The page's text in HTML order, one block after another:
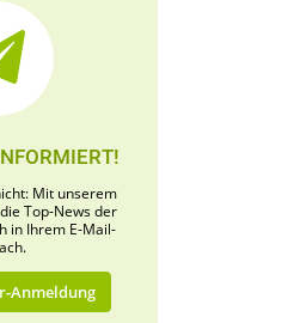
Mit unserem
Top-News der
in Ihrem E-Mail-
Anmeldung